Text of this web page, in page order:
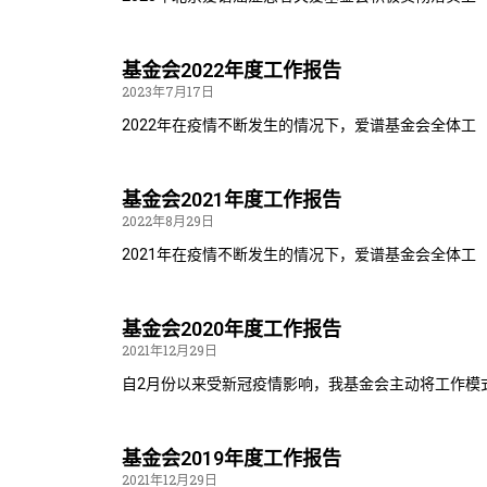
基金会2022年度工作报告
2023年7月17日
2022年在疫情不断发生的情况下，爱谱基金会全体工
基金会2021年度工作报告
2022年8月29日
2021年在疫情不断发生的情况下，爱谱基金会全体工
基金会2020年度工作报告
2021年12月29日
自2月份以来受新冠疫情影响，我基金会主动将工作模
基金会2019年度工作报告
2021年12月29日